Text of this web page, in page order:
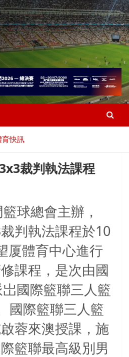
快訊
裁判執法課程
球總會主辦，
裁判執法課程於10
厦體育中心進行
課程，是次由國
岀國際籃聯三人籃
國際籃聯三人籃
蓉來澳授課，施
籃聯最高級別男